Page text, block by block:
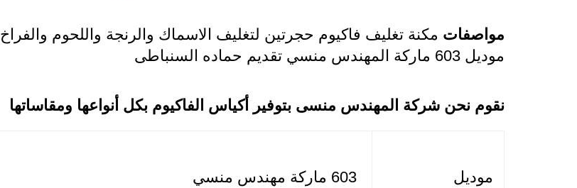
مواصفات مكنة تغليف فاكيوم حجرتين لتغليف الاسماك والرنجة واللحوم والفراخ
موديل 603 ماركة المهندس منسي تقديم حماده السنباطى
نقوم نحن شركة المهندس منسى بتوفير أكياس الفاكيوم بكل أنواعها ومقاساتها
موديل